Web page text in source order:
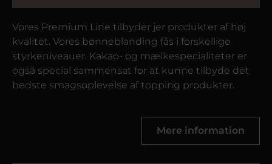
Vores Premium Line tilbyder jer produkter af høj
kvalitet. Vores bønneblanding fås i forskellige
styrkeniveauer. Kakao- og mælkespecialiteter er
også special sammensat for at kunne tilbyde det
bedste smagsoplevelse af topping produkter.
Mere information